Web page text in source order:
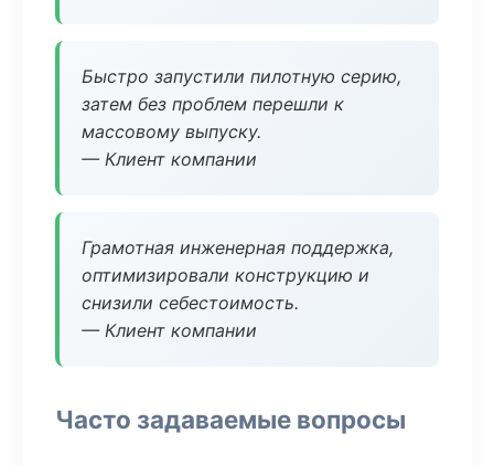
Быстро запустили пилотную серию,
затем без проблем перешли к
массовому выпуску.
— Клиент компании
Грамотная инженерная поддержка,
оптимизировали конструкцию и
снизили себестоимость.
— Клиент компании
Часто задаваемые вопросы